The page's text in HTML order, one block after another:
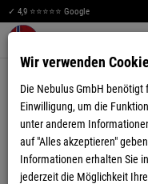
✓ 4,9 ⭐⭐⭐⭐⭐ Google
Wir verwenden
Die Nebulus GmbH
Einwilligung, um die
unter anderem
auf "Alles akzeptieren"
Informationen erhalten Sie
jederzeit die Möglichkeit